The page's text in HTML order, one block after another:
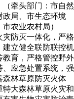
牵头部门：市自然
政局、市生态环境
农业农村局）
灾防灭一体化，严格
建立健全联防联控机
教育，严格管控野外
应急处置系统，强
森林草原防灭火体
大森林草原火灾和